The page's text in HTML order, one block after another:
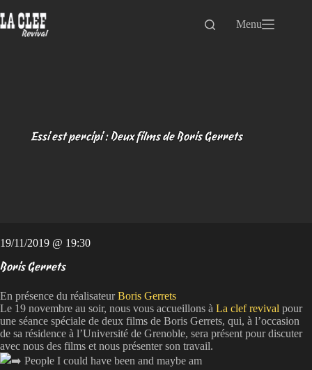
au
contenu
Menu
Essi est percipi : Deux films de Boris Gerrets
19/11/2019 @ 19:30
Boris Gerrets
En présence du réalisateurBoris Gerrets
Le 19 novembre au soir, nous vous accueillons à La clef revival pour
une séance spéciale de deux films de Boris Gerrets, qui, à l’occasion
de sa résidence à l’Université de Grenoble, sera présent pour discuter
avec nous des films et nous présenter son travail.
People I could have been and maybe am